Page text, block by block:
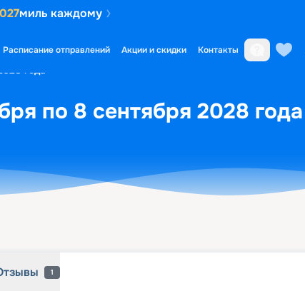
миль каждому
Расписание отправлений Акции и скидки Контакты
года
по 8 сентября 2028 года
1